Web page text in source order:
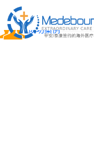
关于我们
成功案例